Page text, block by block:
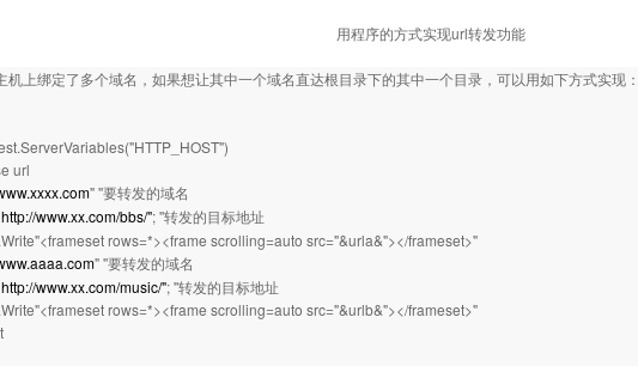
用程序的方式实现url转发功能
机上绑定了多个域名，如果想让其中一个域名直达根目录下的其中一个目录，可以用如下方式实现：
url
" ''要转发的域名
http://www.xx.com/bbs/"; ''转发的目标地址
rows=*><frame scrolling=auto src="&urla&"></frameset>"
" ''要转发的域名
http://www.xx.com/music/"; ''转发的目标地址
rows=*><frame scrolling=auto src="&urlb&"></frameset>"